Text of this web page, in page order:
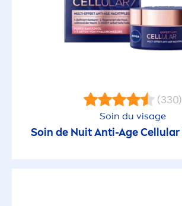
(330)
Soin du visage
Soin de Nuit Anti-AgeCellular